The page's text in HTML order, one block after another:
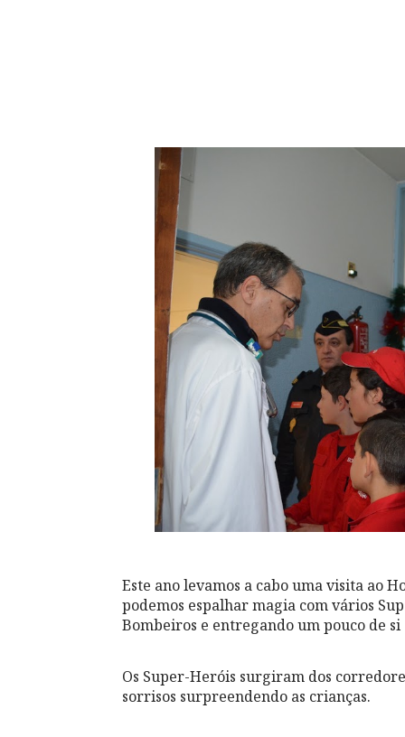
Este ano levamos a cabo uma visita ao
podemos espalhar magia com vários
Bombeiros e entregando um pouco de
Os Super-Heróis surgiram dos
sorrisos surpreendendo as crianças.